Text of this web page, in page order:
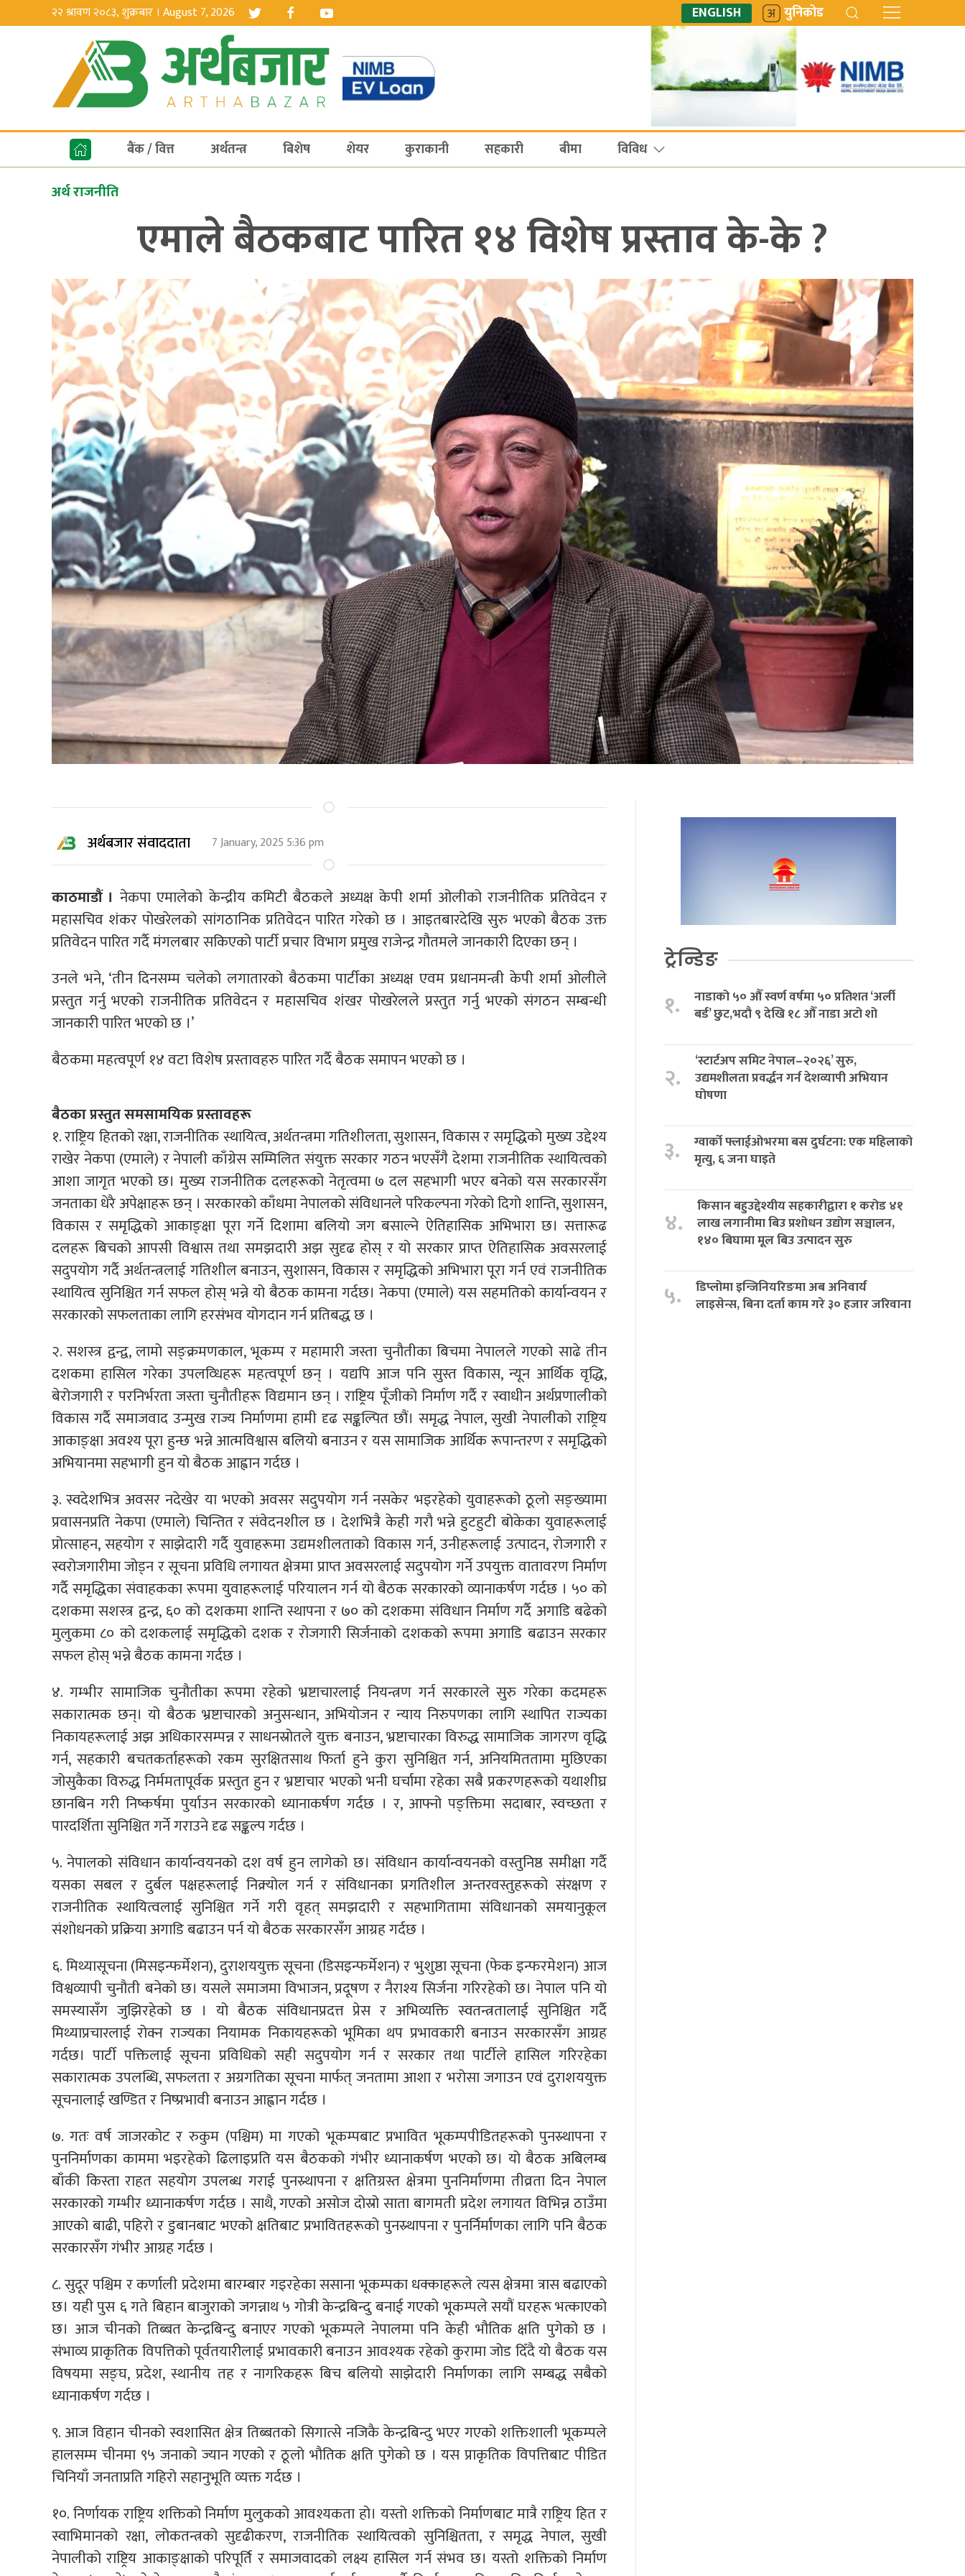
२२ श्रावण २०८३, शुक्रबार । August 7, 2026 ENGLISH युनिकोड
बैंक / वित्त अर्थतन्त्र बिशेष शेयर कुराकानी सहकारी बीमा विविध
अर्थ राजनीति
एमाले बैठकबाट पारित १४ विशेष प्रस्ताव के-के ?
अर्थबजार संवाददाता 7 January, 2025 5:36 pm
काठमाडौं । नेकपा एमालेको केन्द्रीय कमिटी बैठकले अध्यक्ष केपी शर्मा ओलीको राजनीतिक प्रतिवेदन र
महासचिव शंकर पोखरेलको सांगठानिक प्रतिवेदन पारित गरेको छ । आइतबारदेखि सुरु भएको बैठक उक्त
प्रतिवेदन पारित गर्दै मंगलबार सकिएको पार्टी प्रचार विभाग प्रमुख राजेन्द्र गौतमले जानकारी दिएका छन् ।
उनले भने, ‘तीन दिनसम्म चलेको लगातारको बैठकमा पार्टीका अध्यक्ष एवम प्रधानमन्त्री केपी शर्मा ओलीले
प्रस्तुत गर्नु भएको राजनीतिक प्रतिवेदन र महासचिव शंखर पोखरेलले प्रस्तुत गर्नु भएको संगठन सम्बन्धी
जानकारी पारित भएको छ ।’
बैठकमा महत्वपूर्ण १४ वटा विशेष प्रस्तावहरु पारित गर्दै बैठक समापन भएको छ ।
बैठका प्रस्तुत समसामयिक प्रस्तावहरू
१. राष्ट्रिय हितको रक्षा, राजनीतिक स्थायित्व, अर्थतन्त्रमा गतिशीलता, सुशासन, विकास र समृद्धिको मुख्य उद्देश्य
राखेर नेकपा (एमाले) र नेपाली काँग्रेस सम्मिलित संयुक्त सरकार गठन भएसँगै देशमा राजनीतिक स्थायित्वको
आशा जागृत भएको छ। मुख्य राजनीतिक दलहरूको नेतृत्वमा ७ दल सहभागी भएर बनेको यस सरकारसँग
जनताका धेरै अपेक्षाहरू छन् । सरकारको काँधमा नेपालको संविधानले परिकल्पना गरेको दिगो शान्ति, सुशासन,
विकास र समृद्धिको आकाङ्क्षा पूरा गर्ने दिशामा बलियो जग बसाल्ने ऐतिहासिक अभिभारा छ। सत्तारूढ
दलहरू बिचको आपसी विश्वास तथा समझदारी अझ सुदृढ होस् र यो सरकार प्राप्त ऐतिहासिक अवसरलाई
सदुपयोग गर्दै अर्थतन्त्रलाई गतिशील बनाउन, सुशासन, विकास र समृद्धिको अभिभारा पूरा गर्न एवं राजनीतिक
स्थायित्व सुनिश्चित गर्न सफल होस् भन्ने यो बैठक कामना गर्दछ। नेकपा (एमाले) यस सहमतिको कार्यान्वयन र
सरकारको सफलताका लागि हरसंभव योगदान गर्न प्रतिबद्ध छ ।
२. सशस्त्र द्वन्द्व, लामो सङ्क्रमणकाल, भूकम्प र महामारी जस्ता चुनौतीका बिचमा नेपालले गएको साढे तीन
दशकमा हासिल गरेका उपलव्धिहरू महत्वपूर्ण छन् । यद्यपि आज पनि सुस्त विकास, न्यून आर्थिक वृद्धि,
बेरोजगारी र परनिर्भरता जस्ता चुनौतीहरू विद्यमान छन् । राष्ट्रिय पूँजीको निर्माण गर्दै र स्वाधीन अर्थप्रणालीको
विकास गर्दै समाजवाद उन्मुख राज्य निर्माणमा हामी दृढ सङ्कल्पित छौं। समृद्ध नेपाल, सुखी नेपालीको राष्ट्रिय
आकाङ्क्षा अवश्य पूरा हुन्छ भन्ने आत्मविश्वास बलियो बनाउन र यस सामाजिक आर्थिक रूपान्तरण र समृद्धिको
अभियानमा सहभागी हुन यो बैठक आह्वान गर्दछ ।
३. स्वदेशभित्र अवसर नदेखेर या भएको अवसर सदुपयोग गर्न नसकेर भइरहेको युवाहरूको ठूलो सङ्ख्यामा
प्रवासनप्रति नेकपा (एमाले) चिन्तित र संवेदनशील छ । देशभित्रै केही गरौ भन्ने हुटहुटी बोकेका युवाहरूलाई
प्रोत्साहन, सहयोग र साझेदारी गर्दै युवाहरूमा उद्यमशीलताको विकास गर्न, उनीहरूलाई उत्पादन, रोजगारी र
स्वरोजगारीमा जोड्न र सूचना प्रविधि लगायत क्षेत्रमा प्राप्त अवसरलाई सदुपयोग गर्ने उपयुक्त वातावरण निर्माण
गर्दै समृद्धिका संवाहकका रूपमा युवाहरूलाई परियालन गर्न यो बैठक सरकारको व्यानाकर्षण गर्दछ । ५० को
दशकमा सशस्त्र द्वन्द्र, ६० को दशकमा शान्ति स्थापना र ७० को दशकमा संविधान निर्माण गर्दै अगाडि बढेको
मुलुकमा ८० को दशकलाई समृद्धिको दशक र रोजगारी सिर्जनाको दशकको रूपमा अगाडि बढाउन सरकार
सफल होस् भन्ने बैठक कामना गर्दछ ।
४. गम्भीर सामाजिक चुनौतीका रूपमा रहेको भ्रष्टाचारलाई नियन्त्रण गर्न सरकारले सुरु गरेका कदमहरू
सकारात्मक छन्। यो बैठक भ्रष्टाचारको अनुसन्धान, अभियोजन र न्याय निरुपणका लागि स्थापित राज्यका
निकायहरूलाई अझ अधिकारसम्पन्न र साधनस्रोतले युक्त बनाउन, भ्रष्टाचारका विरुद्ध सामाजिक जागरण वृद्धि
गर्न, सहकारी बचतकर्ताहरूको रकम सुरक्षितसाथ फिर्ता हुने कुरा सुनिश्चित गर्न, अनियमिततामा मुछिएका
जोसुकैका विरुद्ध निर्ममतापूर्वक प्रस्तुत हुन र भ्रष्टाचार भएको भनी घर्चामा रहेका सबै प्रकरणहरूको यथाशीघ्र
छानबिन गरी निष्कर्षमा पुर्याउन सरकारको ध्यानाकर्षण गर्दछ । र, आफ्नो पङ्क्तिमा सदाबार, स्वच्छता र
पारदर्शिता सुनिश्चित गर्ने गराउने दृढ सङ्कल्प गर्दछ ।
५. नेपालको संविधान कार्यान्वयनको दश वर्ष हुन लागेको छ। संविधान कार्यान्वयनको वस्तुनिष्ठ समीक्षा गर्दै
यसका सबल र दुर्बल पक्षहरूलाई निक्र्योल गर्न र संविधानका प्रगतिशील अन्तरवस्तुहरूको संरक्षण र
राजनीतिक स्थायित्वलाई सुनिश्चित गर्ने गरी वृहत् समझदारी र सहभागितामा संविधानको समयानुकूल
संशोधनको प्रक्रिया अगाडि बढाउन पर्न यो बैठक सरकारसँग आग्रह गर्दछ ।
६. मिथ्यासूचना (मिसइन्फर्मेशन), दुराशययुक्त सूचना (डिसइन्फर्मेशन) र भुशुष्ठा सूचना (फेक इन्फरमेशन) आज
विश्वव्यापी चुनौती बनेको छ। यसले समाजमा विभाजन, प्रदूषण र नैराश्य सिर्जना गरिरहेको छ। नेपाल पनि यो
समस्यासँग जुझिरहेको छ । यो बैठक संविधानप्रदत्त प्रेस र अभिव्यक्ति स्वतन्त्रतालाई सुनिश्चित गर्दै
मिथ्याप्रचारलाई रोक्न राज्यका नियामक निकायहरूको भूमिका थप प्रभावकारी बनाउन सरकारसँग आग्रह
गर्दछ। पार्टी पक्तिलाई सूचना प्रविधिको सही सदुपयोग गर्न र सरकार तथा पार्टीले हासिल गरिरहेका
सकारात्मक उपलब्धि, सफलता र अग्रगतिका सूचना मार्फत् जनतामा आशा र भरोसा जगाउन एवं दुराशययुक्त
सूचनालाई खण्डित र निष्प्रभावी बनाउन आह्वान गर्दछ ।
७. गतः वर्ष जाजरकोट र रुकुम (पश्चिम) मा गएको भूकम्पबाट प्रभावित भूकम्पपीडितहरूको पुनस्र्थापना र
पुननिर्माणका काममा भइरहेको ढिलाइप्रति यस बैठकको गंभीर ध्यानाकर्षण भएको छ। यो बैठक अबिलम्ब
बाँकी किस्ता राहत सहयोग उपलब्ध गराई पुनस्र्थापना र क्षतिग्रस्त क्षेत्रमा पुननिर्माणमा तीव्रता दिन नेपाल
सरकारको गम्भीर ध्यानाकर्षण गर्दछ । साथै, गएको असोज दोस्रो साता बागमती प्रदेश लगायत विभिन्न ठाउँमा
आएको बाढी, पहिरो र डुबानबाट भएको क्षतिबाट प्रभावितहरूको पुनस्र्थापना र पुनर्निर्माणका लागि पनि बैठक
सरकारसँग गंभीर आग्रह गर्दछ ।
८. सुदूर पश्चिम र कर्णाली प्रदेशमा बारम्बार गइरहेका ससाना भूकम्पका धक्काहरूले त्यस क्षेत्रमा त्रास बढाएको
छ। यही पुस ६ गते बिहान बाजुराको जगन्नाथ ५ गोत्री केन्द्रबिन्दु बनाई गएको भूकम्पले सयौं घरहरू भत्काएको
छ। आज चीनको तिब्बत केन्द्रबिन्दु बनाएर गएको भूकम्पले नेपालमा पनि केही भौतिक क्षति पुगेको छ ।
संभाव्य प्राकृतिक विपत्तिको पूर्वतयारीलाई प्रभावकारी बनाउन आवश्यक रहेको कुरामा जोड दिँदै यो बैठक यस
विषयमा सङ्घ, प्रदेश, स्थानीय तह र नागरिकहरू बिच बलियो साझेदारी निर्माणका लागि सम्बद्ध सबैको
ध्यानाकर्षण गर्दछ ।
९. आज विहान चीनको स्वशासित क्षेत्र तिब्बतको सिगात्से नजिकै केन्द्रबिन्दु भएर गएको शक्तिशाली भूकम्पले
हालसम्म चीनमा ९५ जनाको ज्यान गएको र ठूलो भौतिक क्षति पुगेको छ । यस प्राकृतिक विपत्तिबाट पीडित
चिनियाँ जनताप्रति गहिरो सहानुभूति व्यक्त गर्दछ ।
१०. निर्णायक राष्ट्रिय शक्तिको निर्माण मुलुकको आवश्यकता हो। यस्तो शक्तिको निर्माणबाट मात्रै राष्ट्रिय हित र
स्वाभिमानको रक्षा, लोकतन्त्रको सुदृढीकरण, राजनीतिक स्थायित्वको सुनिश्चितता, र समृद्ध नेपाल, सुखी
नेपालीको राष्ट्रिय आकाङ्क्षाको परिपूर्ति र समाजवादको लक्ष्य हासिल गर्न संभव छ। यस्तो शक्तिको निर्माण
ट्रेन्डिङ
१.
नाडाको ५० औँ स्वर्ण वर्षमा ५० प्रतिशत ‘अर्ली
बर्ड’ छुट,भदौ ९ देखि १८ औँ नाडा अटो शो
२.
‘स्टार्टअप समिट नेपाल–२०२६’ सुरु,
उद्यमशीलता प्रवर्द्धन गर्न देशव्यापी अभियान
घोषणा
३.
ग्वार्को फ्लाईओभरमा बस दुर्घटना: एक महिलाको
मृत्यु, ६ जना घाइते
४.
किसान बहुउद्देश्यीय सहकारीद्वारा १ करोड ४१
लाख लगानीमा बिउ प्रशोधन उद्योग सञ्चालन,
१४० बिघामा मूल बिउ उत्पादन सुरु
५.
डिप्लोमा इन्जिनियरिङमा अब अनिवार्य
लाइसेन्स, बिना दर्ता काम गरे ३० हजार जरिवाना